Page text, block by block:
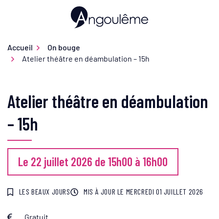
Ville d'Angoulême
Accueil
On bouge
Atelier théâtre en déambulation – 15h
Atelier théâtre en déambulation
– 15h
Le 22 juillet 2026 de 15h00 à 16h00
LES BEAUX JOURS MIS À JOUR LE MERCREDI 01 JUILLET 2026
Gratuit